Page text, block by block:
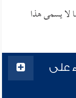
لا يسمى هذا
على